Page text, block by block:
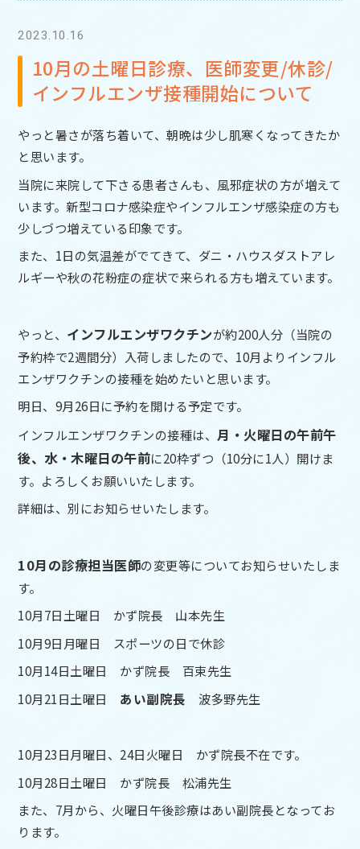
2023.10.16
10月の土曜日診療、医師変更/休診/
インフルエンザ接種開始について
やっと暑さが落ち着いて、朝晩は少し肌寒くなってきたか
と思います。
当院に来院して下さる患者さんも、風邪症状の方が増えて
います。新型コロナ感染症やインフルエンザ感染症の方も
少しづつ増えている印象です。
また、1日の気温差がでてきて、ダニ・ハウスダストアレ
ルギーや秋の花粉症の症状で来られる方も増えています。
やっと、 インフルエンザワクチンが約200人分（当院の
予約枠で2週間分）入荷しましたので、10月よりインフル
エンザワクチンの接種を始めたいと思います。
明日、9月26日に予約を開ける予定です。
インフルエンザワクチンの接種は、 月・火曜日の午前午
後、水・木曜日の午前に20枠ずつ（10分に1人）開けま
す。よろしくお願いいたします。
詳細は、別にお知らせいたします。
10月の診療担当医師の変更等についてお知らせいたしま
す。
10月7日土曜日 かず院長 山本先生
10月9日月曜日 スポーツの日で休診
10月14日土曜日 かず院長 百束先生
10月21日土曜日 あい副院長 波多野先生
10月23日月曜日、24日火曜日 かず院長不在です。
10月28日土曜日 かず院長 松浦先生
また、7月から、火曜日午後診療はあい副院長となってお
ります。